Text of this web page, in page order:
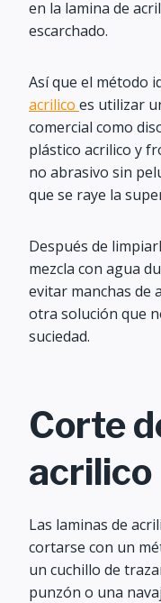
en la lamina de
escarchado.
Así que el método
acrilico es utilizar
comercial como
plástico acrilico y
no abrasivo sin
que se raye la
Después de
mezcla con agua
evitar manchas de
otra solución que
suciedad.
Corte
acrilico
Las laminas de
cortarse con un
un cuchillo de
punzón o una